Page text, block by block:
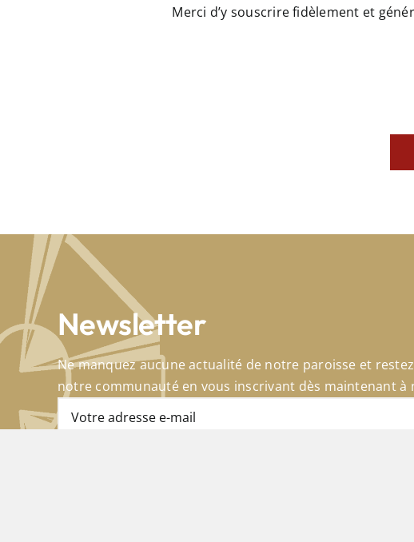
Merci d’y souscrire fidèlement et
Newsletter
Ne manquez aucune actualité de notre paroisse et
notre communauté en vous inscrivant dès maintenant à